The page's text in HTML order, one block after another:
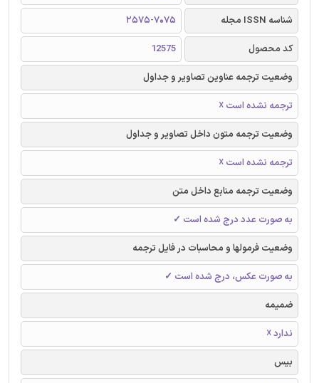
شناسه ISSN مجله
2575-7075
کد محصول
12575
وضعیت ترجمه عناوین تصاویر و جداول
ترجمه نشده است ☓
وضعیت ترجمه متون داخل تصاویر و جداول
ترجمه نشده است ☓
وضعیت ترجمه منابع داخل متن
به صورت عدد درج شده است ✓
وضعیت فرمولها و محاسبات در فایل ترجمه
به صورت عکس، درج شده است ✓
ضمیمه
ندارد ☓
بیس